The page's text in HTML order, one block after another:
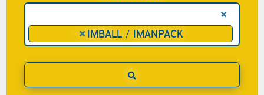
×
×IMBALL / IMANPACK